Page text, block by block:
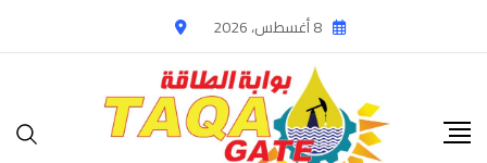
to
8 أغسطس، 2026